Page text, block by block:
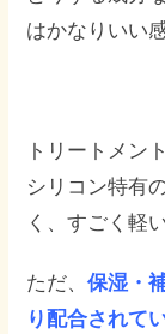
はかなりいい
トリートメン
シリコン特有
く、すごく軽
ただ、保湿・
り配合されて